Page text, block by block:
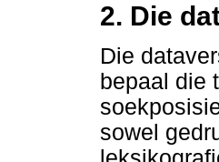
2. Die
Die
bepaal die
sowel